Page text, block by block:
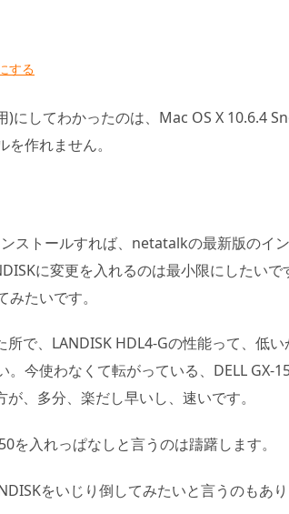
する
)にしてわかったのは、Mac OS X 10.6.4
作れません。
ストールすれば、netatalkの最新版のイ
に変更を入れるのは最小限にしたい
たいです。
で、LANDISK HDL4-Gの性能って、低い
。今使わなくて転がっている、DELL GX-
、多分、楽だし早いし、速いです。
を入れっぱなしと言うのは躊躇します。
をいじり倒してみたいと言うのもあり